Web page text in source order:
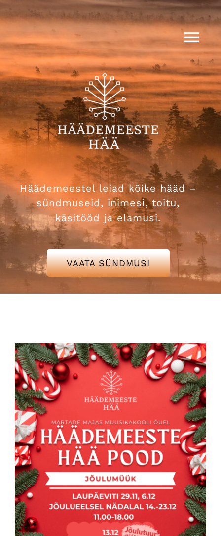
to
Häädemeeste Hää
Sündmused
Tooted
Külalisele
Täname
Hääd uudised
Kontakt
Häädemeestel leiad kõike hääd –
sündmuseid, inimesi, toitu,
käsitööd ja elamusi.
VAATA SÜNDMUSI